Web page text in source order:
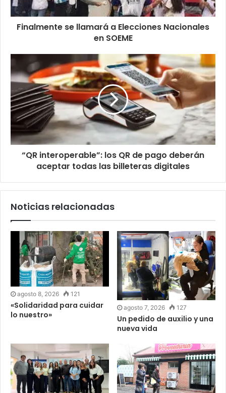
Finalmente se llamará a Elecciones Nacionales
en SOEME
“QR interoperable”: los QR de pago deberán
aceptar todas las billeteras digitales
Noticias relacionadas
agosto 8, 2026 121
«Solidaridad para cuidar
lo nuestro»
agosto 7, 2026 127
Un pedido de auxilio y una
nueva vida